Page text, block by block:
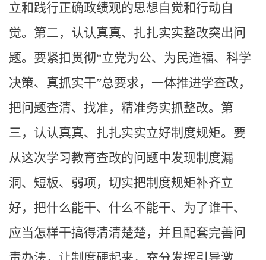
立和践行正确政绩观的思想自觉和行动自
觉。第二，认认真真、扎扎实实整改突出问
题。要紧扣贯彻“立党为公、为民造福、科学
决策、真抓实干”总要求，一体推进学查改，
把问题查清、找准，精准务实抓整改。第
三，认认真真、扎扎实实立好制度规矩。要
从这次学习教育查改的问题中发现制度漏
洞、短板、弱项，切实把制度规矩补齐立
好，把什么能干、什么不能干、为了谁干、
应当怎样干搞得清清楚楚，并且配套完善问